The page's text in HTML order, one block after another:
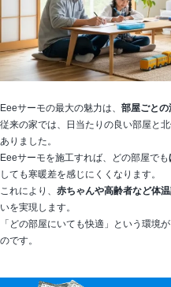
Eeeサーモの最大の魅力は、 部屋ごとの
従来の家では、日当たりの良い部屋と
ありました。
Eeeサーモを施工すれば、どの部屋でも
しても寒暖差を感じにくくなります。
これにより、 赤ちゃんや高齢者など体
いを実現します。
「どの部屋にいても快適」という環境
のです。